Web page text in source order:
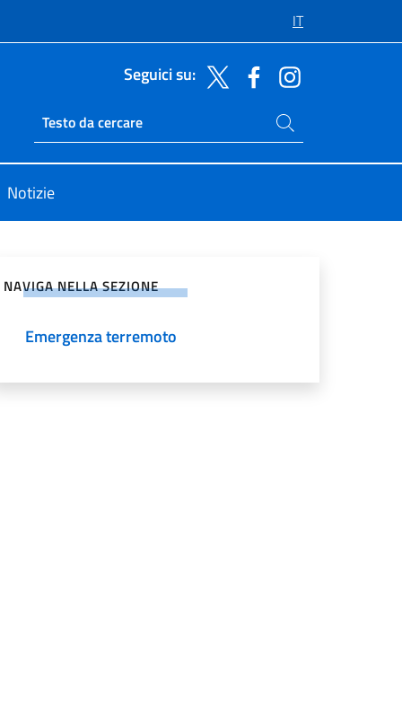
IT
Seguici su:
Ricerca sito live
Cerca nel sito
Notizie
NAVIGA NELLA SEZIONE
Emergenza terremoto